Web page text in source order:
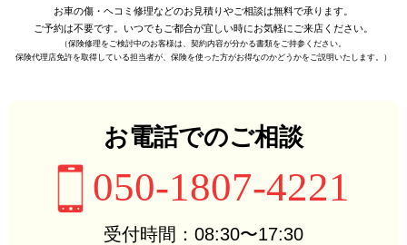
お車の傷・ヘコミ修理などのお見積りやご相談は無料で承ります。
ご予約は不要です。 いつでもご都合が宜しい時にお気軽にご来店ください。
（保険修理をご検討中のお客様は、契約内容が分かる書類をご持参ください。
保険代理店免許を取得している担当者が、 保険を使った方がお得なのかどうかをご説明いたします。）
お電話でのご相談
050-1807-4221
受付時間：08:30〜17:30